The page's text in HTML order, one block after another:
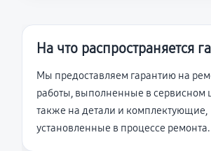
На что распространяется
Мы предоставляем гарантию на
работы, выполненные в сервисном
также на детали и комплектующие,
установленные в процессе ремонта.